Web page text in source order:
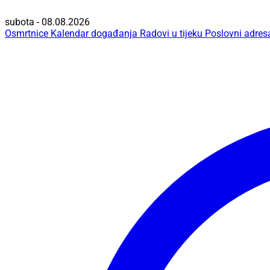
subota - 08.08.2026
Osmrtnice Kalendar događanja Radovi u tijeku Poslovni